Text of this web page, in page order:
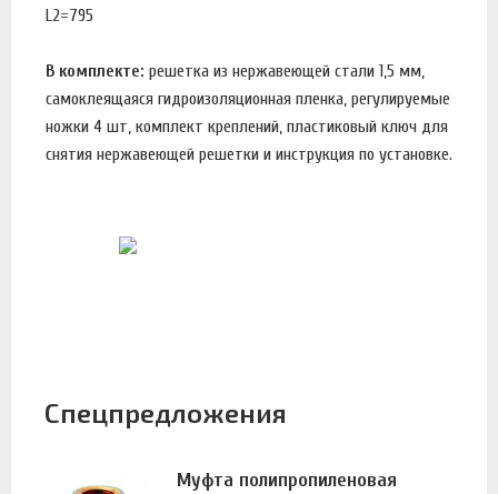
L2=795
В комплекте: решетка из нержавеющей стали 1,5 мм,
самоклеящаяся гидроизоляционная пленка, регулируемые
ножки 4 шт, комплект креплений, пластиковый ключ для
снятия нержавеющей решетки и инструкция по установке.
Спецпредложения
Муфта полипропиленовая